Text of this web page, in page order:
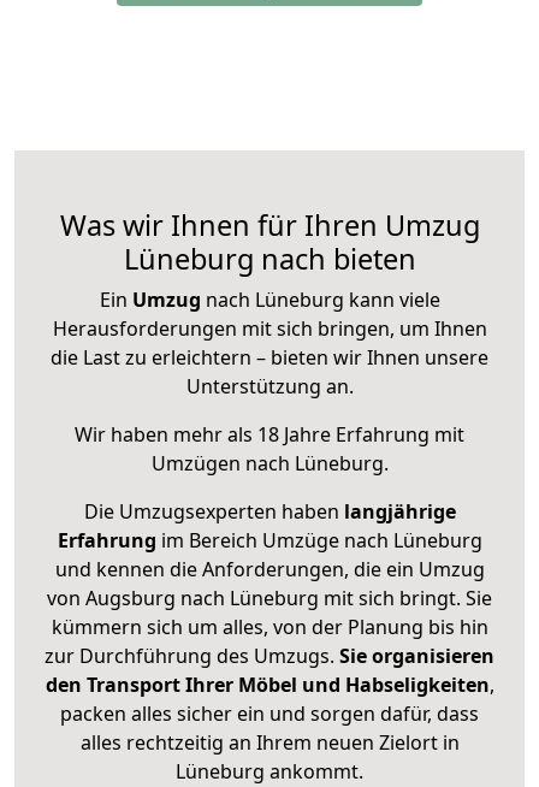
Was wir Ihnen für Ihren Umzug
Lüneburg nach bieten
Ein Umzug nach Lüneburg kann viele
Herausforderungen mit sich bringen, um Ihnen
die Last zu erleichtern – bieten wir Ihnen unsere
Unterstützung an.
Wir haben mehr als 18 Jahre Erfahrung mit
Umzügen nach Lüneburg.
Die Umzugsexperten haben langjährige
Erfahrung im Bereich Umzüge nach Lüneburg
und kennen die Anforderungen, die ein Umzug
von Augsburg nach Lüneburg mit sich bringt. Sie
kümmern sich um alles, von der Planung bis hin
zur Durchführung des Umzugs. Sie organisieren
den Transport Ihrer Möbel und Habseligkeiten,
packen alles sicher ein und sorgen dafür, dass
alles rechtzeitig an Ihrem neuen Zielort in
Lüneburg ankommt.